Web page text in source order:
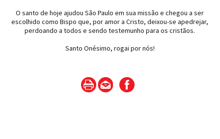
O santo de hoje ajudou São Paulo em sua missão e chegou a ser
escolhido como Bispo que, por amor a Cristo, deixou-se apedrejar,
perdoando a todos e sendo testemunho para os cristãos.
Santo Onésimo, rogai por nós!